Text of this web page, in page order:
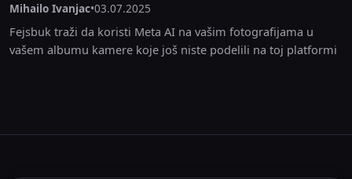
Mihailo Ivanjac•03.07.2025
Fejsbuk traži da koristi Meta AI na vašim fotografijama u
vašem albumu kamere koje još niste podelili na toj platformi